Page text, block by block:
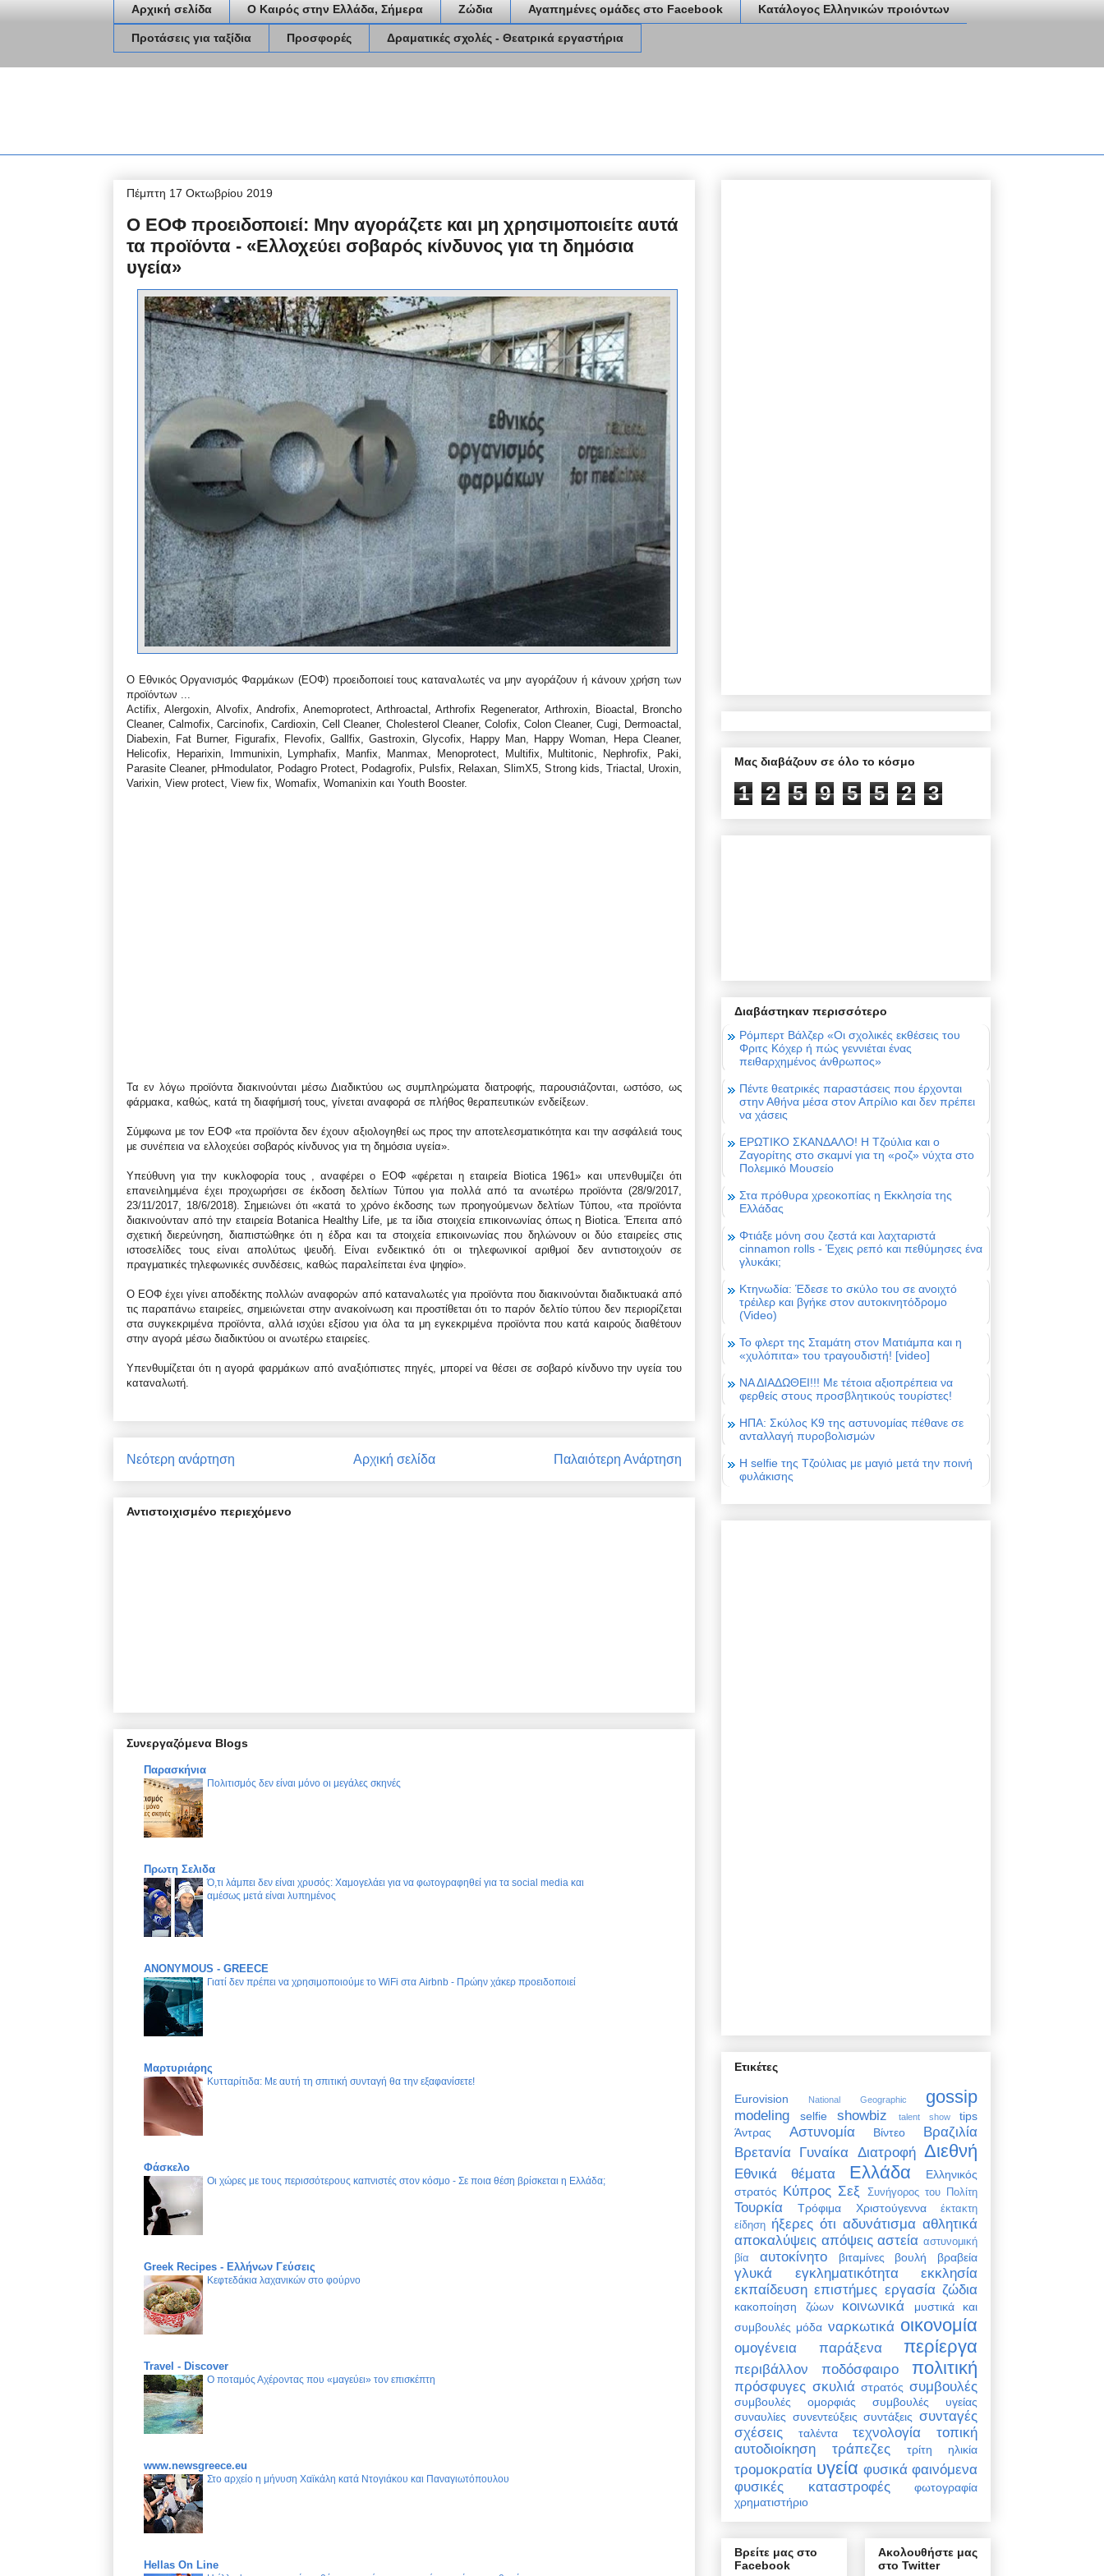
Αρχική σελίδα Ο Καιρός στην Ελλάδα, Σήμερα Ζώδια Αγαπημένες ομάδες στο Facebook Κατάλογος Ελληνικών προιόντων
Προτάσεις για ταξίδια Προσφορές Δραματικές σχολές - Θεατρικά εργαστήρια
Πέμπτη 17 Οκτωβρίου 2019
Ο ΕΟΦ προειδοποιεί: Μην αγοράζετε και μη χρησιμοποιείτε αυτά
τα προϊόντα - «Ελλοχεύει σοβαρός κίνδυνος για τη δημόσια
υγεία»
Ο Εθνικός Οργανισμός Φαρμάκων (ΕΟΦ) προειδοποιεί τους καταναλωτές να μην αγοράζουν ή κάνουν χρήση των
προϊόντων ...
Actifix, Alergoxin, Alvofix, Androfix, Anemoprotect, Arthroactal, Arthrofix Regenerator, Arthroxin, Bioactal, Broncho
Cleaner, Calmofix, Carcinofix, Cardioxin, Cell Cleaner, Cholesterol Cleaner, Colofix, Colon Cleaner, Cugi, Dermoactal,
Diabexin, Fat Burner, Figurafix, Flevofix, Gallfix, Gastroxin, Glycofix, Happy Man, Happy Woman, Hepa Cleaner,
Helicofix, Heparixin, Immunixin, Lymphafix, Manfix, Manmax, Menoprotect, Multifix, Multitonic, Nephrofix, Paki,
Parasite Cleaner, pHmodulator, Podagro Protect, Podagrofix, Pulsfix, Relaxan, SlimX5, Strong kids, Triactal, Uroxin,
Varixin, View protect, View fix, Womafix, Womanixin και Youth Booster.
Τα εν λόγω προϊόντα διακινούνται μέσω Διαδικτύου ως συμπληρώματα διατροφής, παρουσιάζονται, ωστόσο, ως
φάρμακα, καθώς, κατά τη διαφήμισή τους, γίνεται αναφορά σε πλήθος θεραπευτικών ενδείξεων.
Σύμφωνα με τον ΕΟΦ «τα προϊόντα δεν έχουν αξιολογηθεί ως προς την αποτελεσματικότητα και την ασφάλειά τους
με συνέπεια να ελλοχεύει σοβαρός κίνδυνος για τη δημόσια υγεία».
Υπεύθυνη για την κυκλοφορία τους , αναφέρει ο ΕΟΦ «φέρεται η εταιρεία Biotica 1961» και υπενθυμίζει ότι
επανειλημμένα έχει προχωρήσει σε έκδοση δελτίων Τύπου για πολλά από τα ανωτέρω προϊόντα (28/9/2017,
23/11/2017, 18/6/2018). Σημειώνει ότι «κατά το χρόνο έκδοσης των προηγούμενων δελτίων Τύπου, «τα προϊόντα
διακινούνταν από την εταιρεία Botanica Healthy Life, με τα ίδια στοιχεία επικοινωνίας όπως η Biotica. Έπειτα από
σχετική διερεύνηση, διαπιστώθηκε ότι η έδρα και τα στοιχεία επικοινωνίας που δηλώνουν οι δύο εταιρείες στις
ιστοσελίδες τους είναι απολύτως ψευδή. Είναι ενδεικτικό ότι οι τηλεφωνικοί αριθμοί δεν αντιστοιχούν σε
πραγματικές τηλεφωνικές συνδέσεις, καθώς παραλείπεται ένα ψηφίο».
Ο ΕΟΦ έχει γίνει αποδέκτης πολλών αναφορών από καταναλωτές για προϊόντα που διακινούνται διαδικτυακά από
τις παραπάνω εταιρείες, σημειώνεται στην ανακοίνωση και προστίθεται ότι το παρόν δελτίο τύπου δεν περιορίζεται
στα συγκεκριμένα προϊόντα, αλλά ισχύει εξίσου για όλα τα μη εγκεκριμένα προϊόντα που κατά καιρούς διαθέτουν
στην αγορά μέσω διαδικτύου οι ανωτέρω εταιρείες.
Υπενθυμίζεται ότι η αγορά φαρμάκων από αναξιόπιστες πηγές, μπορεί να θέσει σε σοβαρό κίνδυνο την υγεία του
καταναλωτή.
Νεότερη ανάρτηση Παλαιότερη Ανάρτηση
Αρχική σελίδα
Αντιστοιχισμένο περιεχόμενο
Συνεργαζόμενα Blogs
Παρασκήνια
Πολιτισμός δεν είναι μόνο οι μεγάλες σκηνές
Πρωτη Σελιδα
Ό,τι λάμπει δεν είναι χρυσός: Χαμογελάει για να φωτογραφηθεί για τα social media και
αμέσως μετά είναι λυπημένος
ANONYMOUS - GREECE
Γιατί δεν πρέπει να χρησιμοποιούμε το WiFi στα Airbnb - Πρώην χάκερ προειδοποιεί
Μαρτυριάρης
Κυτταρίτιδα: Με αυτή τη σπιτική συνταγή θα την εξαφανίσετε!
Φάσκελο
Οι χώρες με τους περισσότερους καπνιστές στον κόσμο - Σε ποια θέση βρίσκεται η Ελλάδα;
Greek Recipes - Ελλήνων Γεύσεις
Κεφτεδάκια λαχανικών στο φούρνο
Travel - Discover
Ο ποταμός Αχέροντας που «μαγεύει» τον επισκέπτη
www.newsgreece.eu
Στο αρχείο η μήνυση Χαϊκάλη κατά Ντογιάκου και Παναγιωτόπουλου
Hellas On Line
Μας διαβάζουν σε όλο το κόσμο
1 2 5 9 5 5 2 3
Διαβάστηκαν περισσότερο
Ρόμπερτ Βάλζερ «Οι σχολικές εκθέσεις του
Φριτς Κόχερ ή πώς γεννιέται ένας
πειθαρχημένος άνθρωπος»
Πέντε θεατρικές παραστάσεις που έρχονται
στην Αθήνα μέσα στον Απρίλιο και δεν πρέπει
να χάσεις
ΕΡΩΤΙΚΟ ΣΚΑΝΔΑΛΟ! Η Τζούλια και ο
Ζαγορίτης στο σκαμνί για τη «ροζ» νύχτα στο
Πολεμικό Μουσείο
Στα πρόθυρα χρεοκοπίας η Εκκλησία της
Ελλάδας
Φτιάξε μόνη σου ζεστά και λαχταριστά
cinnamon rolls - Έχεις ρεπό και πεθύμησες ένα
γλυκάκι;
Κτηνωδία: Έδεσε το σκύλο του σε ανοιχτό
τρέιλερ και βγήκε στον αυτοκινητόδρομο
(Video)
Το φλερτ της Σταμάτη στον Ματιάμπα και η
«χυλόπιτα» του τραγουδιστή! [video]
ΝΑ ΔΙΑΔΩΘΕΙ!!! Με τέτοια αξιοπρέπεια να
φερθείς στους προσβλητικούς τουρίστες!
ΗΠΑ: Σκύλος Κ9 της αστυνομίας πέθανε σε
ανταλλαγή πυροβολισμών
Η selfie της Τζούλιας με μαγιό μετά την ποινή
φυλάκισης
Ετικέτες
Eurovision National Geographic gossip
modeling selfie showbiz talent show
tips
Άντρας
Αστυνομία Βίντεο
Βραζιλία
Βρετανία Γυναίκα Διατροφή Διεθνή
Εθνικά θέματα Ελλάδα
Ελληνικός
στρατός Κύπρος Σεξ Συνήγορος του Πολίτη
Τουρκία Τρόφιμα Χριστούγεννα
έκτακτη
είδηση ήξερες ότι αδυνάτισμα αθλητικά
αποκαλύψεις απόψεις αστεία αστυνομική
βία
αυτοκίνητο βιταμίνες βουλή βραβεία
γλυκά εγκληματικότητα
εκκλησία
εκπαίδευση επιστήμες εργασία ζώδια
κακοποίηση ζώων κοινωνικά
μυστικά και
συμβουλές μόδα ναρκωτικά οικονομία
ομογένεια παράξενα περίεργα
περιβάλλον ποδόσφαιρο πολιτική
πρόσφυγες σκυλιά στρατός συμβουλές
συμβουλές ομορφιάς
συμβουλές υγείας
συναυλίες συνεντεύξεις συντάξεις συνταγές
σχέσεις
ταλέντα τεχνολογία
τοπική
αυτοδιοίκηση
τράπεζες τρίτη ηλικία
τρομοκρατία υγεία φυσικά φαινόμενα
φυσικές καταστροφές
φωτογραφία
χρηματιστήριο
Βρείτε μας στο
Facebook
Ακολουθήστε μας
στο Twitter